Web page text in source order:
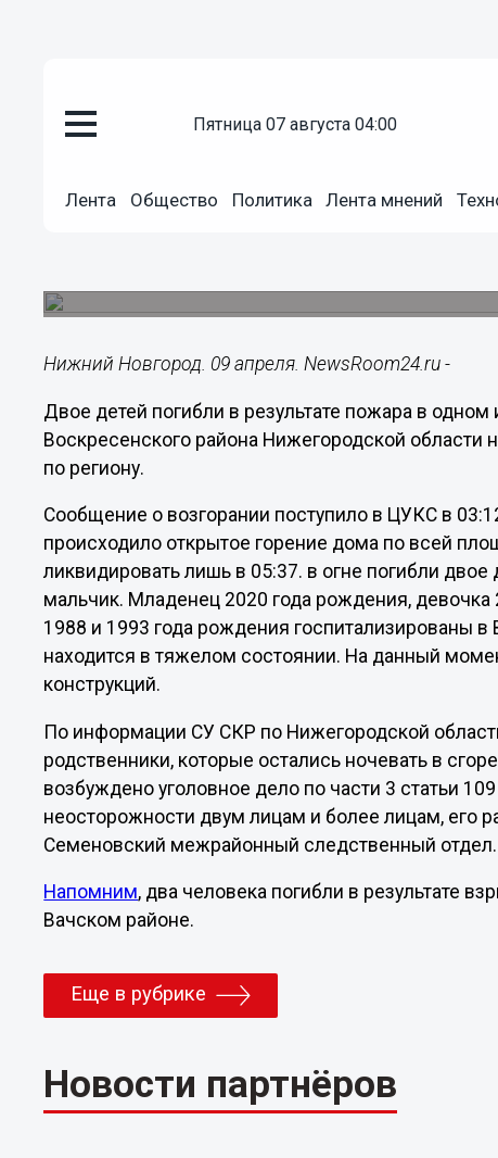
пятница 07 августа 04:00
Лента Общество Политика Лента мнений
09.04.202010:20
Нижний Новгород. 09 апреля. NewsRoom24.ru -
Двое детей погибли в результате пожара в
Воскресенского района Нижегородской
по региону.
Сообщение о возгорании поступило в ЦУКС в
происходило открытое горение дома по всей
ликвидировать лишь в 05:37. в огне погибли
мальчик. Младенец 2020 года рождения,
1988 и 1993 года рождения госпитализированы
находится в тяжелом состоянии. На данный
конструкций.
По информации СУ СКР по Нижегородской
родственники, которые остались ночевать в
возбуждено уголовное дело по части 3 статьи
неосторожности двум лицам и более лицам, его
Семеновский межрайонный следственный отдел.
Напомним, два человека погибли в результате
Вачском районе.
Еще в рубрике
Новости партнёров